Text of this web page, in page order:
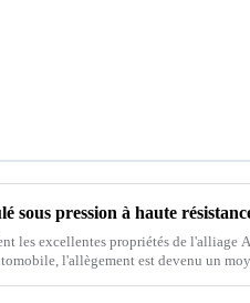
les excellentes propriétés de l'alliage
l'allègement est devenu un